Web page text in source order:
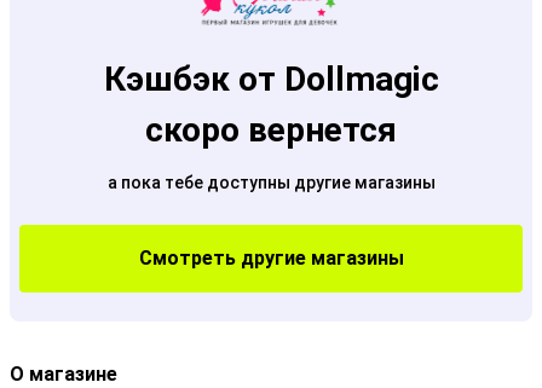
Кэшбэк от Dollmagic
скоро вернется
а пока тебе доступны другие магазины
Смотреть другие магазины
О магазине